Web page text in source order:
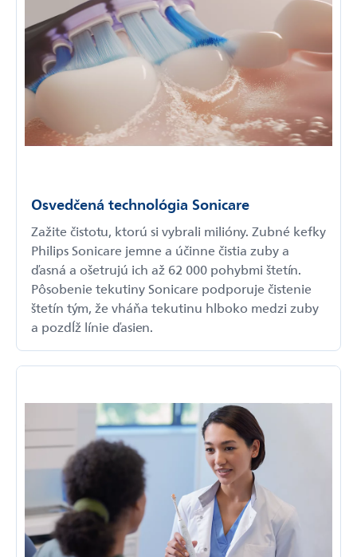
Osvedčená technológia Sonicare
Zažite čistotu, ktorú si vybrali milióny. Zubné kefky
Philips Sonicare jemne a účinne čistia zuby a
ďasná a ošetrujú ich až 62 000 pohybmi štetín.
Pôsobenie tekutiny Sonicare podporuje čistenie
štetín tým, že vháňa tekutinu hlboko medzi zuby
a pozdĺž línie ďasien.